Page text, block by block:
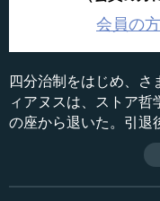
会員の
四分治制をはじめ、さ
ィアヌスは、ストア哲
の座から退いた。引退
求められることがあ
かった。このような
村氏は指摘する。（全
収録日：2019年2月26